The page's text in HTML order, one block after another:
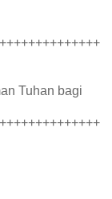
Tuhan bagi